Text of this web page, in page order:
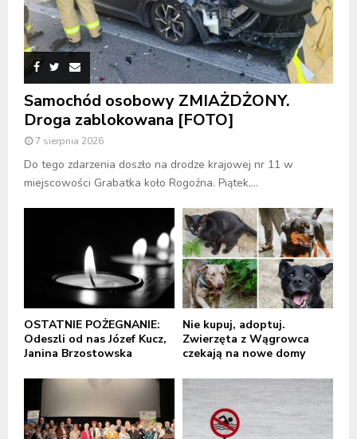
Samochód osobowy ZMIAŻDŻONY.
Droga zablokowana [FOTO]
7 sierpnia 2026
Do tego zdarzenia doszło na drodze krajowej nr 11 w
miejscowości Grabatka koło Rogoźna. Piątek,...
OSTATNIE POŻEGNANIE:
Odeszli od nas Józef Kucz,
Janina Brzostowska
Nie kupuj, adoptuj.
Zwierzęta z Wągrowca
czekają na nowe domy